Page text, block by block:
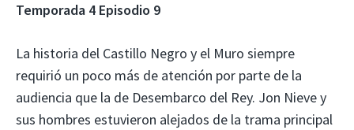
Temporada 4 Episodio 9
La historia del Castillo Negro y el Muro siempre
requirió un poco más de atención por parte de la
audiencia que la de Desembarco del Rey. Jon Nieve y
sus hombres estuvieron alejados de la trama principal